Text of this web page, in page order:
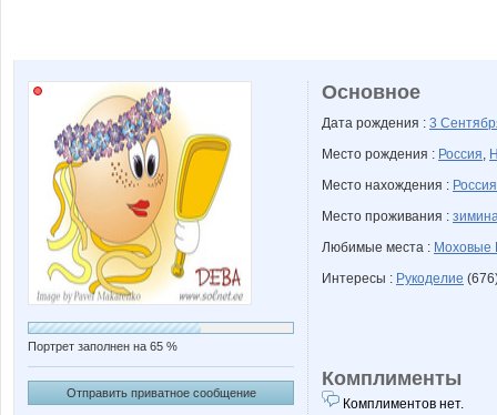
Портрет заполнен на 65 %
Отправить приватное сообщение
Основное
Дата рождения : 3
Место рождения : Россия,
Место нахождения : Россия
Место проживания :
Любимые места : Моховые
Интересы : Рукоделие
Комплименты
Комплиментов нет.